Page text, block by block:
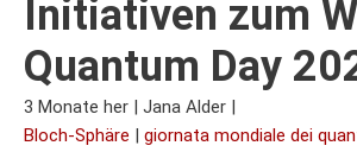
Initiativen zum
Quantum Day
3 Monate her | Jana Alder |
Bloch-Sphäre | giornata mondiale dei